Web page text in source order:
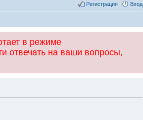
Вход
Регистрация
в режиме
отвечать на ваши вопросы,